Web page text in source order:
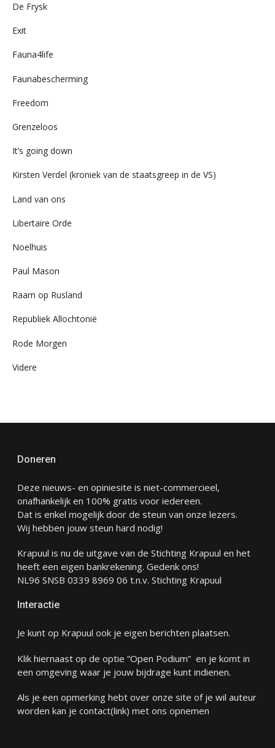
De Frysk
Exit
Fauna4life
Faunabescherming
Freedom
Grenzeloos
It’s going down
Kirsten Verdel (kroniek van de staatsgreep in de VS)
Land van ons
Libertaire Orde
Noelhuis
Paul Mason
Raam op Rusland
Republiek Allochtonië
Rode Morgen
Videre
Doneren
Deze nieuws- en opiniesite is niet-commercieel,
onafhankelijk en 100% gratis voor iedereen.
Dat is enkel mogelijk door de steun van onze lezers.
Wij hebben jouw steun hard nodig!
Krapuul is nu de uitgave van de Stichting Krapuul en het
heeft een eigen bankrekening. Gedenk ons!
NL96 SNSB 0339 8969 06 t.n.v. Stichting Krapuul
Interactie
Je kunt op Krapuul ook je eigen berichten plaatsen.
Klik hiernaast op de optie “Open Podium” en je komt in
een omgeving waar je jouw bijdrage kunt indienen.
Als je een opmerking hebt over onze site of je wil auteur
worden kan je contact(link) met ons opnemen